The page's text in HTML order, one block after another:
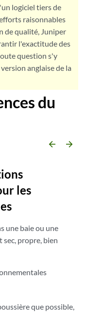
logiciel tiers de
raisonnables
de qualité, Juniper
l'exactitude des
question s'y
anglaise de la
du
arrow_backward arrow_forward
les
une baie ou une
propre, bien
que possible,